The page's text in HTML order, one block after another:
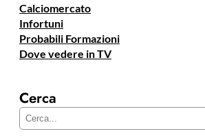
Calciomercato
Infortuni
Probabili Formazioni
Dove vedere in TV
Cerca
e